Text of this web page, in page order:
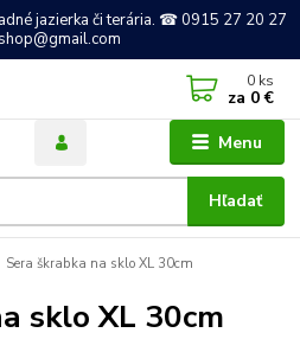
jazierka či terária. ☎ 0915 27 20 27
Menu
Hľadať
0 ks
za 0 €
Sera škrabka na sklo XL 30cm
sklo XL 30cm